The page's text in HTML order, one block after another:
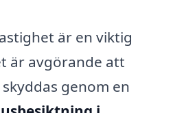
är en viktig
är avgörande att
genom en